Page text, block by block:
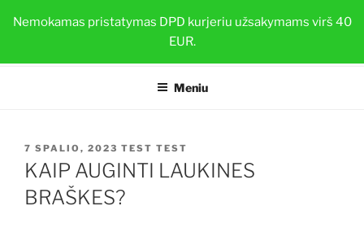
Nemokamas pristatymas DPD kurjeriu užsakymams virš 40
EUR.
prie BRAŠKIŲ DAIGAI
Sveiki ir stiprūs augalai su TOP-PLANT™
Meniu
PASKELBTA
7 SPALIO, 2023 TEST TEST
KAIP AUGINTI LAUKINES
BRAŠKES?